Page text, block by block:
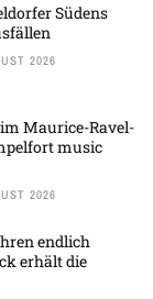
Südens
2026
Maurice-Ravel-
music
2026
endlich
erhält die